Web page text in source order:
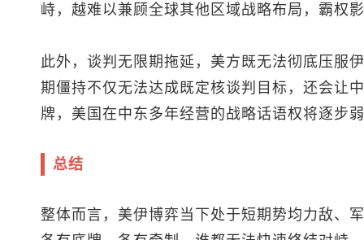
峙，越难以兼顾全球其他区域战略布局，霸权
此外，谈判无限期拖延，美方既无法彻底压服
期僵持不仅无法达成既定核谈判目标，还会让
牌，美国在中东多年经营的战略话语权将逐步
总结
整体而言，美伊博弈当下处于短期势均力敌、